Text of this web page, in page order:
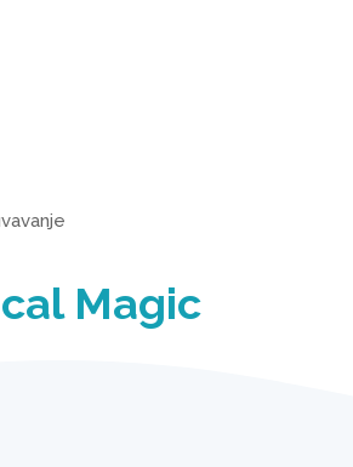
Magic